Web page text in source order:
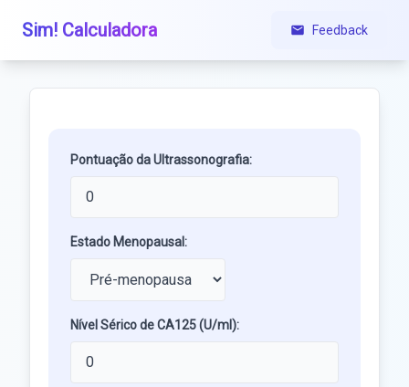
Sim! Calculadora Feedback
Pontuação da Ultrassonografia:
Estado Menopausal:
Nível Sérico de CA125 (U/ml):